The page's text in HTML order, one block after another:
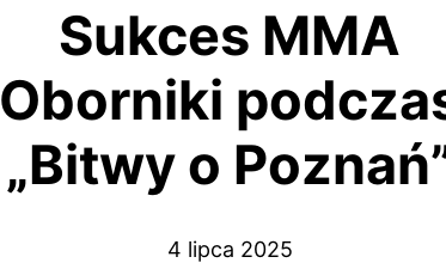
Sukces MMA
Oborniki
„Bitwy o
4 lipca 2025